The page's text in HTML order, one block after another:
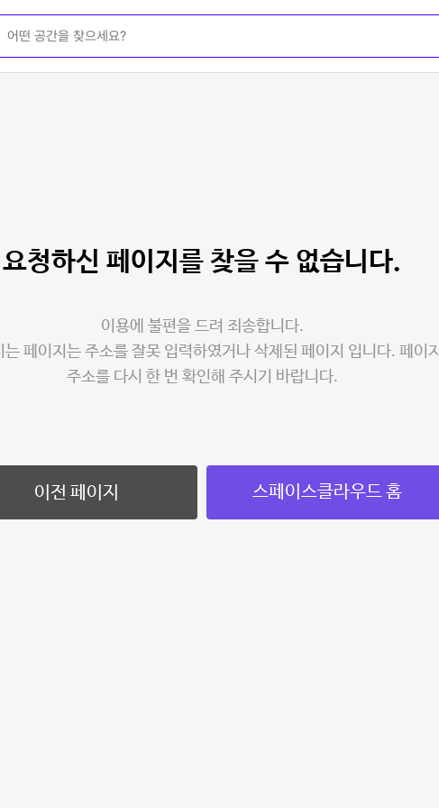
요청하신 페이지를 찾을 수 없습니다.
이용에 불편을 드려 죄송합니다.
는 페이지는 주소를 잘못 입력하였거나 삭제된 페이지 입니다. 페이지
주소를 다시 한 번 확인해 주시기 바랍니다.
이전 페이지 스페이스클라우드 홈